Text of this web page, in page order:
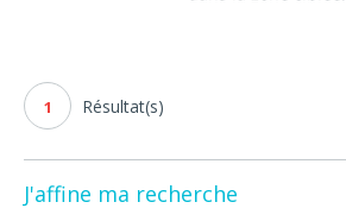
1 Résultat(s)
J'affine ma recherche